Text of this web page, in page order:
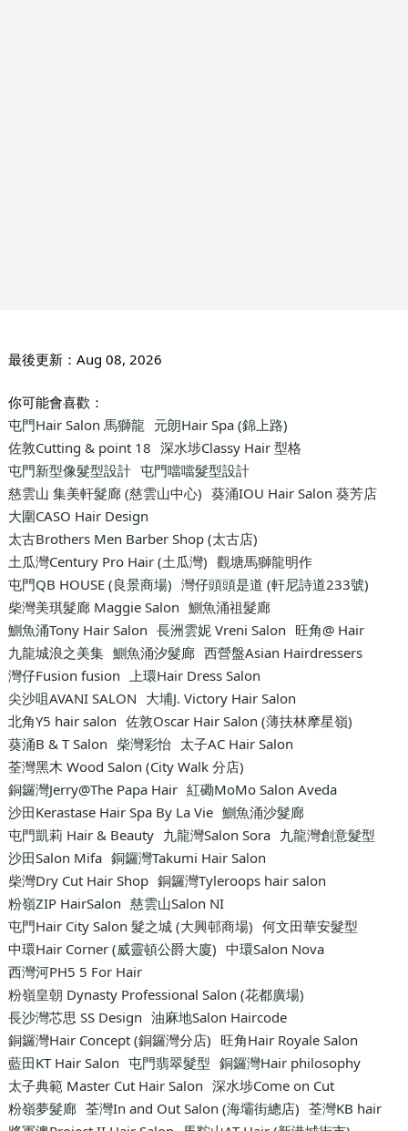
最後更新： Aug 08, 2026
你可能會喜歡：
屯門Hair Salon 馬獅龍 元朗Hair Spa (錦上路)
佐敦Cutting & point 18 深水埗Classy Hair 型格
屯門新型像髮型設計 屯門噹噹髮型設計
慈雲山 集美軒髮廊 (慈雲山中心) 葵涌IOU Hair Salon 葵芳店
大圍CASO Hair Design
太古Brothers Men Barber Shop (太古店)
土瓜灣Century Pro Hair (土瓜灣) 觀塘馬獅龍明作
屯門QB HOUSE (良景商場) 灣仔頭頭是道 (軒尼詩道233號)
柴灣美琪髮廊 Maggie Salon 鰂魚涌祖髮廊
鰂魚涌Tony Hair Salon 長洲雲妮 Vreni Salon 旺角@ Hair
九龍城浪之美集 鰂魚涌汐髮廊 西營盤Asian Hairdressers
灣仔Fusion fusion
上環Hair Dress Salon
尖沙咀AVANI SALON 大埔J. Victory Hair Salon
北角Y5 hair salon 佐敦Oscar Hair Salon (薄扶林摩星嶺)
葵涌B & T Salon 柴灣彩怡 太子AC Hair Salon
荃灣黑木 Wood Salon (City Walk 分店)
銅鑼灣Jerry@The Papa Hair 紅磡MoMo Salon Aveda
沙田Kerastase Hair Spa By La Vie 鰂魚涌沙髮廊
屯門凱莉 Hair & Beauty 九龍灣Salon Sora 九龍灣創意髮型
沙田Salon Mifa 銅鑼灣Takumi Hair Salon
柴灣Dry Cut Hair Shop 銅鑼灣Tyleroops hair salon
粉嶺ZIP HairSalon 慈雲山Salon NI
屯門Hair City Salon 髮之城 (大興邨商場) 何文田華安髮型
中環Hair Corner (威靈頓公爵大廈) 中環Salon Nova
西灣河PH5 5 For Hair
粉嶺皇朝 Dynasty Professional Salon (花都廣場)
長沙灣芯思 SS Design 油麻地Salon Haircode
銅鑼灣Hair Concept (銅鑼灣分店) 旺角Hair Royale Salon
藍田KT Hair Salon 屯門翡翠髮型 銅鑼灣Hair philosophy
太子典範 Master Cut Hair Salon 深水埗Come on Cut
粉嶺夢髮廊 荃灣In and Out Salon (海壩街總店) 荃灣KB hair